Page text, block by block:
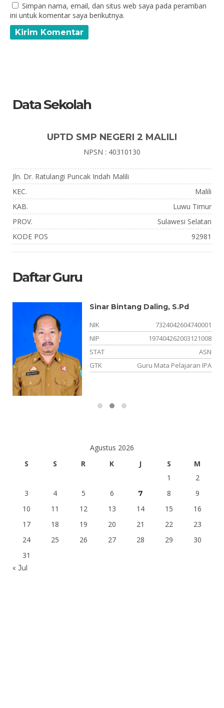
Simpan nama, email, dan situs web saya pada peramban
ini untuk komentar saya berikutnya.
Data Sekolah
UPTD SMP NEGERI 2 MALILI
NPSN : 40310130
Jln. Dr. Ratulangi Puncak Indah Malili
KEC.
Malili
KAB.
Luwu Timur
PROV.
Sulawesi Selatan
KODE POS
92981
Daftar Guru
Sinar Bintang Daling, S.Pd
NIK
7324042604740001
NIP
197404262003121008
STAT
ASN
GTK
Guru Mata Pelajaran IPA
Agustus 2026
S
S R K J S
M
1
2
3
4 5 6 7 8
9
10
11 12 13 14 15
16
17
18 19 20 21 22
23
24
25 26 27 28 29
30
31
« Jul